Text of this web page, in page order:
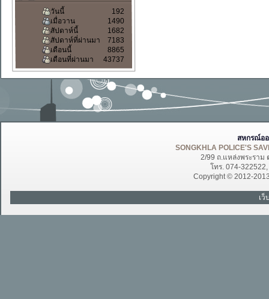
วันนี้
192
เมื่อวาน
1490
สัปดาห์นี้
1682
สัปดาห์ที่ผ่านมา
7183
เดือนนี้
8865
เดือนที่ผ่านมา
43737
สหกรณ์อ
SONGKHLA POLICE'S
2/99 ถ.แหล่งพระราม
โทร. 074-
Copyright © 2012-
เ